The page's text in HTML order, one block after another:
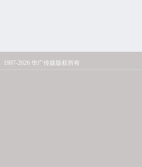
1997-2026 华广传媒版权所有